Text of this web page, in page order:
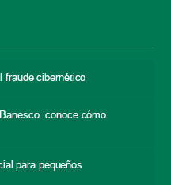
fraude cibernético
conoce cómo
para pequeños